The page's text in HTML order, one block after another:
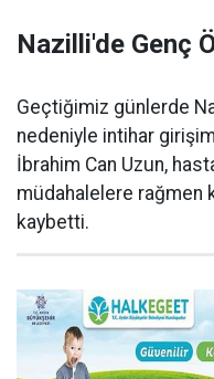
Nazilli'de Genç
Geçtiğimiz günlerde
nedeniyle intihar
İbrahim Can Uzun,
müdahalelere rağmen
kaybetti.